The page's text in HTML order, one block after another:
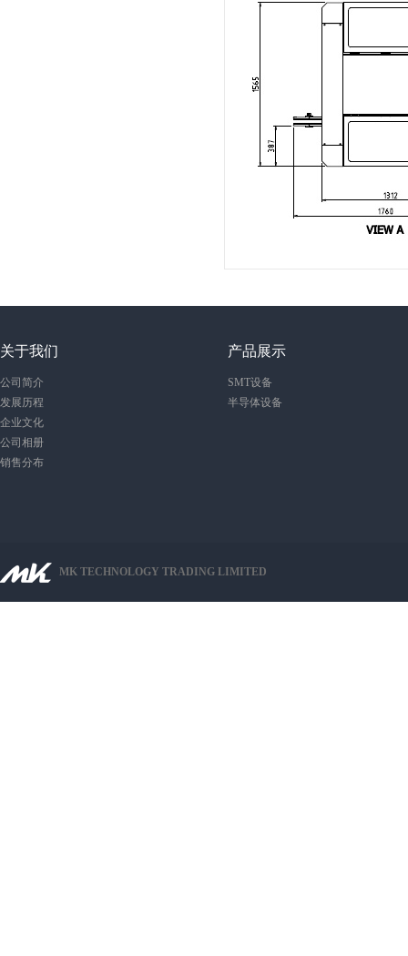
关于我们
公司简介
发展历程
企业文化
公司相册
销售分布
产品展示
SMT设备
半导体设备
MK TECHNOLOGY TRADING LIMITED